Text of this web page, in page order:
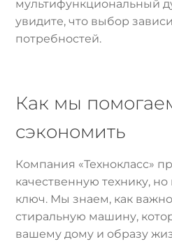
мультифункциональный
увидите, что выбор
потребностей.
Как мы
сэкономить
Компания «Технокласс»
качественную технику,
ключ. Мы знаем, как
стиральную машину,
вашему дому и образу